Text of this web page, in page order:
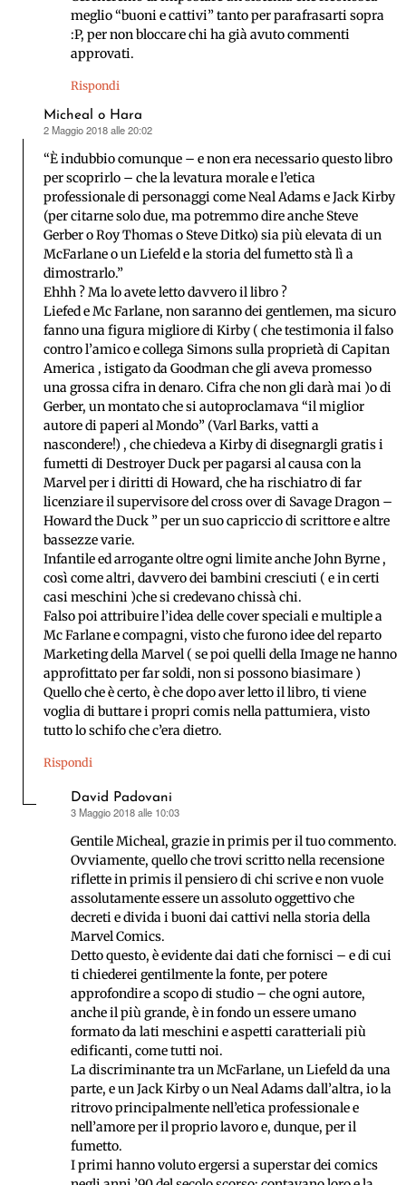
meglio “buoni e cattivi” tanto per parafrasarti sopra
:P, per non bloccare chi ha già avuto commenti
approvati.
Rispondi
Micheal o Hara
ha
detto:
2 Maggio 2018 alle 20:02
“È indubbio comunque – e non era necessario questo libro
per scoprirlo – che la levatura morale e l’etica
professionale di personaggi come Neal Adams e Jack Kirby
(per citarne solo due, ma potremmo dire anche Steve
Gerber o Roy Thomas o Steve Ditko) sia più elevata di un
McFarlane o un Liefeld e la storia del fumetto stà lì a
dimostrarlo.”
Ehhh ? Ma lo avete letto davvero il libro ?
Liefed e Mc Farlane, non saranno dei gentlemen, ma sicuro
fanno una figura migliore di Kirby ( che testimonia il falso
contro l’amico e collega Simons sulla proprietà di Capitan
America , istigato da Goodman che gli aveva promesso
una grossa cifra in denaro. Cifra che non gli darà mai )o di
Gerber, un montato che si autoproclamava “il miglior
autore di paperi al Mondo” (Varl Barks, vatti a
nascondere!) , che chiedeva a Kirby di disegnargli gratis i
fumetti di Destroyer Duck per pagarsi al causa con la
Marvel per i diritti di Howard, che ha rischiatro di far
licenziare il supervisore del cross over di Savage Dragon –
Howard the Duck ” per un suo capriccio di scrittore e altre
bassezze varie.
Infantile ed arrogante oltre ogni limite anche John Byrne ,
così come altri, davvero dei bambini cresciuti ( e in certi
casi meschini )che si credevano chissà chi.
Falso poi attribuire l’idea delle cover speciali e multiple a
Mc Farlane e compagni, visto che furono idee del reparto
Marketing della Marvel ( se poi quelli della Image ne hanno
approfittato per far soldi, non si possono biasimare )
Quello che è certo, è che dopo aver letto il libro, ti viene
voglia di buttare i propri comis nella pattumiera, visto
tutto lo schifo che c’era dietro.
Rispondi
David Padovani
ha
detto:
3 Maggio 2018 alle 10:03
Gentile Micheal, grazie in primis per il tuo commento.
Ovviamente, quello che trovi scritto nella recensione
riflette in primis il pensiero di chi scrive e non vuole
assolutamente essere un assoluto oggettivo che
decreti e divida i buoni dai cattivi nella storia della
Marvel Comics.
Detto questo, è evidente dai dati che fornisci – e di cui
ti chiederei gentilmente la fonte, per potere
approfondire a scopo di studio – che ogni autore,
anche il più grande, è in fondo un essere umano
formato da lati meschini e aspetti caratteriali più
edificanti, come tutti noi.
La discriminante tra un McFarlane, un Liefeld da una
parte, e un Jack Kirby o un Neal Adams dall’altra, io la
ritrovo principalmente nell’etica professionale e
nell’amore per il proprio lavoro e, dunque, per il
fumetto.
I primi hanno voluto ergersi a superstar dei comics